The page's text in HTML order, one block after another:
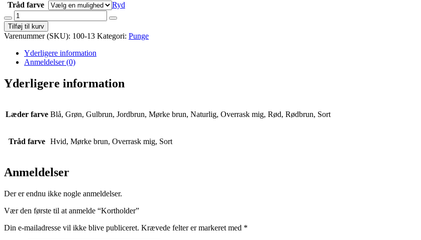
Tråd farve
Ryd
Kortholder
antal
Tilføj til kurv
Varenummer (SKU): 100-13 Kategori: Punge
Yderligere information
Anmeldelser (0)
Yderligere information
Læder farve Blå, Grøn, Gulbrun, Jordbrun, Mørke brun, Naturlig, Overrask mig, Rød, Rødbrun, Sort
Tråd farve Hvid, Mørke brun, Overrask mig, Sort
Anmeldelser
Der er endnu ikke nogle anmeldelser.
Vær den første til at anmelde “Kortholder”
Din e-mailadresse vil ikke blive publiceret. Krævede felter er markeret med *